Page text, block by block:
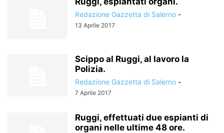
Redazione Gazzetta di Salerno -
13 Aprile 2017
Scippo al Ruggi, al lavoro la
Polizia.
Redazione Gazzetta di Salerno -
7 Aprile 2017
Ruggi, effettuati due espianti di
organi nelle ultime 48 ore.